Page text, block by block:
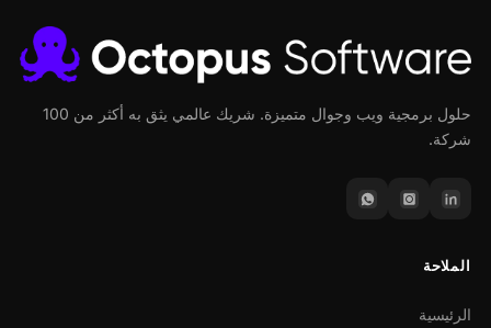
حلول برمجية ويب وجوال متميزة. شريك عالمي يثق به أكثر من 100
شركة.
الملاحة
الرئيسية